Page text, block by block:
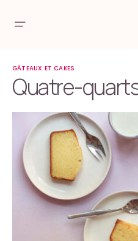
GÂTEAUX ET CAKES
Quatre-